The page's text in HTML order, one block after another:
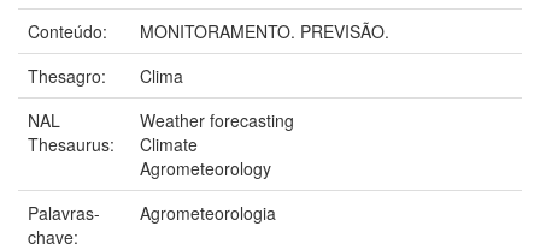
Conteúdo:
MONITORAMENTO. PREVISÃO.
Thesagro:
Clima
NAL
Thesaurus:
Weather forecasting
Climate
Agrometeorology
Palavras-
chave:
Agrometeorologia